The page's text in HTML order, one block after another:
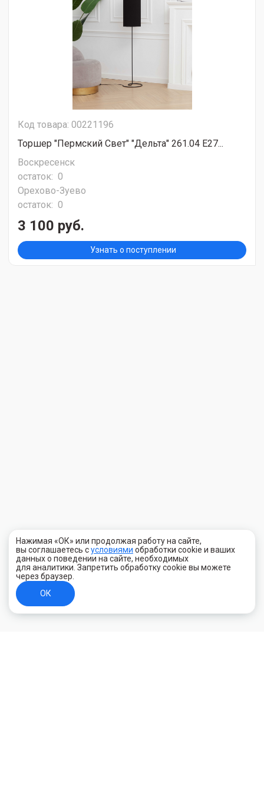
Код товара: 00221196
Торшер "Пермский Свет" "Дельта" 261.04 Е27...
Воскресенск
остаток: 0
Орехово-Зуево
остаток: 0
3 100 руб.
Узнать о поступлении
Нажимая «ОК» или продолжая работу на сайте,
вы соглашаетесь сусловиями обработки cookie и ваших
данных о поведении на сайте, необходимых
для аналитики. Запретить обработку cookie вы можете
через браузер.
ОК